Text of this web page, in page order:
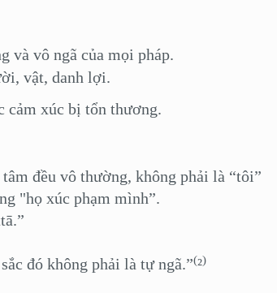
và vô ngã của mọi pháp.
vật, danh lợi.
cảm xúc bị tổn thương.
đều vô thường, không phải là “tôi”
"họ xúc phạm mình”.
đó không phải là tự ngã.”(²)